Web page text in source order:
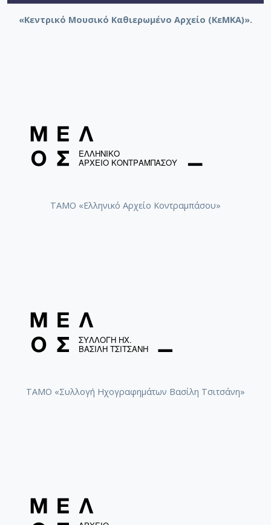
«Κεντρικό Μουσικό Καθιερωμένο Αρχείο (ΚεΜΚΑ)».
ΤΑΜΟ «Ελληνικό Αρχείο Κοντραμπάσου»
ΤΑΜΟ «Συλλογή Ηχογραφημάτων Βασίλη Τσιτσάνη»